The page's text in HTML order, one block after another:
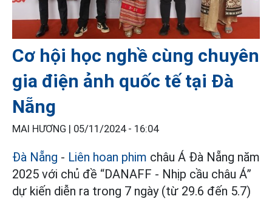
Cơ hội học nghề cùng chuyên
gia điện ảnh quốc tế tại Đà
Nẵng
MAI HƯƠNG | 05/11/2024 - 16:04
Đà Nẵng - Liên hoan phim châu Á Đà Nẵng năm
2025 với chủ đề “DANAFF - Nhịp cầu châu Á”
dự kiến diễn ra trong 7 ngày (từ 29.6 đến 5.7)